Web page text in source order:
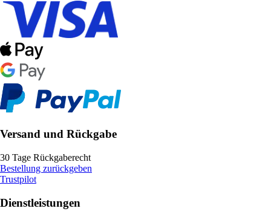
Versand und Rückgabe
30 Tage Rückgaberecht
Bestellung zurückgeben
Trustpilot
Dienstleistungen